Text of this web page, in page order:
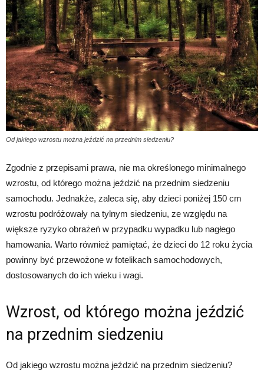
Od jakiego wzrostu można jeździć na przednim siedzeniu?
Zgodnie z przepisami prawa, nie ma określonego minimalnego
wzrostu, od którego można jeździć na przednim siedzeniu
samochodu. Jednakże, zaleca się, aby dzieci poniżej 150 cm
wzrostu podróżowały na tylnym siedzeniu, ze względu na
większe ryzyko obrażeń w przypadku wypadku lub nagłego
hamowania. Warto również pamiętać, że dzieci do 12 roku życia
powinny być przewożone w fotelikach samochodowych,
dostosowanych do ich wieku i wagi.
Wzrost, od którego można jeździć
na przednim siedzeniu
Od jakiego wzrostu można jeździć na przednim siedzeniu?